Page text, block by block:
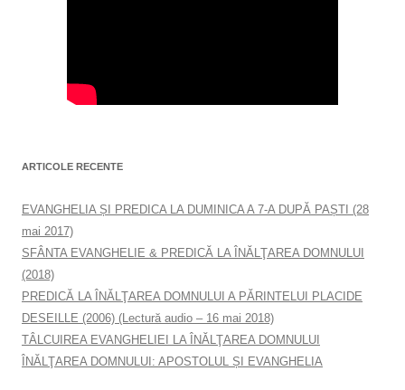
ARTICOLE RECENTE
EVANGHELIA ȘI PREDICA LA DUMINICA A 7-A DUPĂ PAȘTI (28
mai 2017)
SFÂNTA EVANGHELIE & PREDICĂ LA ÎNĂLŢAREA DOMNULUI
(2018)
PREDICĂ LA ÎNĂLŢAREA DOMNULUI A PĂRINTELUI PLACIDE
DESEILLE (2006) (Lectură audio – 16 mai 2018)
TÂLCUIREA EVANGHELIEI LA ÎNĂLŢAREA DOMNULUI
ÎNĂLŢAREA DOMNULUI: APOSTOLUL ȘI EVANGHELIA